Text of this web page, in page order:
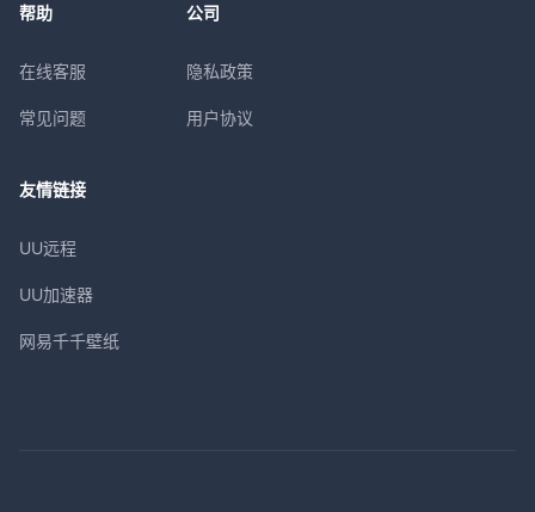
帮助
在线客服
常见问题
公司
隐私政策
用户协议
友情链接
UU远程
UU加速器
网易千千壁纸